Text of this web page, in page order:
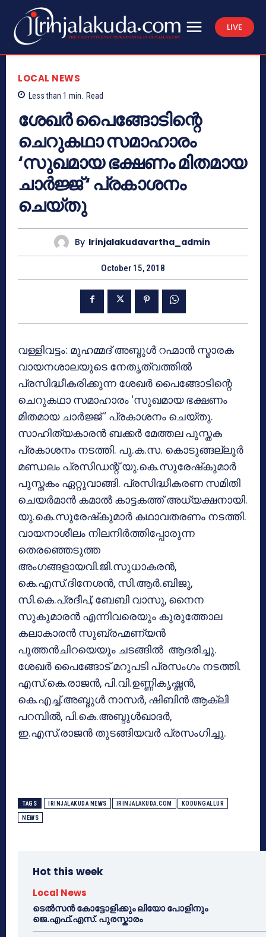
LIVE
LOCAL NEWS
Less than 1 min. Read
ശേഖര്‍ പൈങ്ങോടിന്റെ
ചെറുകഥാ സമാഹാരം
‘സുഖമായ ഭക്ഷണം മിതമായ
ചാര്‍ജ്ജ് ‘ പ്രകാശനം
ചെയ്തു
By Irinjalakudavartha_admin
October 15, 2018
വള്ളിവട്ടം: മുഹമ്മദ് അബ്ദുള്‍ റഹ്മാന്‍ സ്മാരക
വായനശാലയുടെ നേതൃത്വത്തില്‍
പ്രസിദ്ധീകരിക്കുന്ന ശേഖര്‍ പൈങ്ങോടിന്റെ
ചെറുകഥാ സമാഹാരം ‘സുഖമായ ഭക്ഷണം
മിതമായ ചാര്‍ജ്ജ് ‘ പ്രകാശനം ചെയ്തു.
സാഹിത്യകാരന്‍ ബക്കര്‍ മേത്തല പുസ്തക
പ്രകാശനം നടത്തി. പു.ക.സ. കൊടുങ്ങല്ലൂര്‍
മണ്ഡലം പ്രസിഡന്റ് യു.കെ.സുരേഷ്‌കുമാര്‍
പുസ്തകം ഏറ്റുവാങ്ങി. പ്രസിദ്ധീകരണ സമിതി
ചെയര്‍മാന്‍ കമാല്‍ കാട്ടകത്ത് അധ്യക്ഷനായി.
യു.കെ.സുരേഷ്‌കുമാര്‍ കഥാവതരണം നടത്തി.
വായനാശീലം നിലനിര്‍ത്തിപ്പോരുന്ന
തെരഞ്ഞെടുത്ത
അംഗങ്ങളായവി.ജി.സുധാകരന്‍,
കെ.എസ്.ദിനേശന്‍, സി.ആര്‍.ബിജു,
സി.കെ.പ്രദീപ്, ബേബി വാസു, നൈന
സുകുമാരന്‍ എന്നിവരെയും കുരുത്തോല
കലാകാരന്‍ സുബ്രഹ്മണ്യന്‍
പുത്തന്‍ചിറയെയും ചടങ്ങില്‍ ആദരിച്ചു.
ശേഖര്‍ പൈങ്ങോട് മറുപടി പ്രസംഗം നടത്തി.
എസ്.കെ.രാജന്‍, പി.വി.ഉണ്ണികൃഷ്ണന്‍,
കെ.എച്ച്.അബ്ദുള്‍ നാസര്‍, ഷിബിന്‍ ആക്ലി
പറമ്പില്‍, പി.കെ.അബ്ദുള്‍ഖാദര്‍,
ഇ.എസ്.രാജന്‍ തുടങ്ങിയവര്‍ പ്രസംഗിച്ചു.
TAGS IRINJALAKUDA NEWS IRINJALAKUDA.COM KODUNGALLUR
NEWS
Hot this week
Local News
ടെൽസൻ കോട്ടോളിക്കും ലിയോ പോളിനും
ജെ.എഫ്.എസ്. പുരസ്കാരം